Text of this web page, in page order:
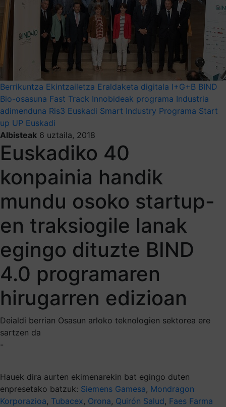
Berrikuntza Ekintzailetza Eraldaketa digitala I+G+B BIND
Bio-osasuna Fast Track Innobideak programa Industria
adimenduna Ris3 Euskadi Smart Industry Programa Start
up UP Euskadi
Albisteak 6 uztaila, 2018
Euskadiko 40
konpainia handik
mundu osoko startup-
en traksiogile lanak
egingo dituzte BIND
4.0 programaren
hirugarren edizioan
Deialdi berrian Osasun arloko teknologien sektorea ere
sartzen da
-
Hauek dira aurten ekimenarekin bat egingo duten
enpresetako batzuk: Siemens Gamesa, Mondragon
Korporazioa, Tubacex, Orona, Quirón Salud, Faes Farma